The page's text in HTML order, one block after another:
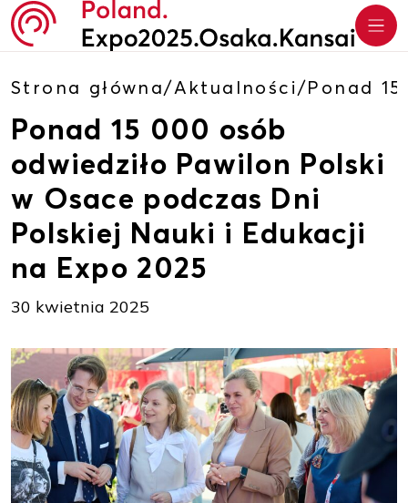
Strona główna/Aktualności/Ponad
Ponad 15 000 osób
odwiedziło Pawilon Polski
w Osace podczas Dni
Polskiej Nauki i Edukacji
na Expo 2025
30 kwietnia 2025